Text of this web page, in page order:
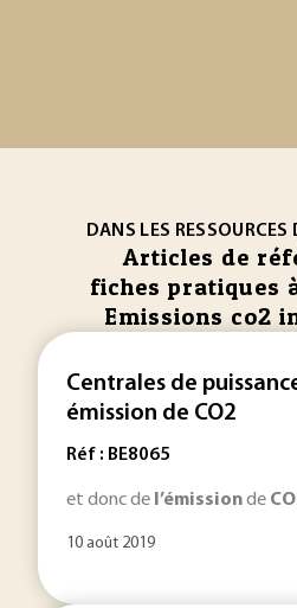
DANS LES
Articles de
fiches pratiques
Emissions co2
Centrales de
émission de CO2
Réf : BE8065
et donc de l’émissionde CO
10 août 2019